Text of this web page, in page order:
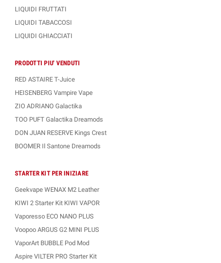
LIQUIDI FRUTTATI
LIQUIDI TABACCOSI
LIQUIDI GHIACCIATI
PRODOTTI PIU' VENDUTI
RED ASTAIRE T-Juice
HEISENBERG Vampire Vape
ZIO ADRIANO Galactika
TOO PUFT Galactika Dreamods
DON JUAN RESERVE Kings Crest
BOOMER Il Santone Dreamods
STARTER KIT PER INIZIARE
Geekvape WENAX M2 Leather
KIWI 2 Starter Kit KIWI VAPOR
Vaporesso ECO NANO PLUS
Voopoo ARGUS G2 MINI PLUS
VaporArt BUBBLE Pod Mod
Aspire VILTER PRO Starter Kit